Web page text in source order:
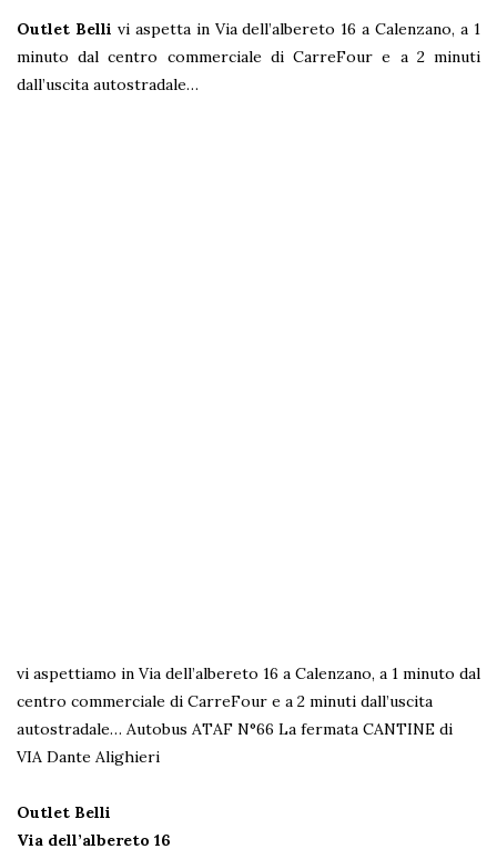
Outlet Belli vi aspetta in Via dell’albereto 16 a Calenzano, a 1
minuto dal centro commerciale di CarreFour e a 2 minuti
dall’uscita autostradale…
vi aspettiamo in Via dell’albereto 16 a Calenzano, a 1 minuto dal
centro commerciale di CarreFour e a 2 minuti dall’uscita
autostradale… Autobus ATAF N°66 La fermata CANTINE di
VIA Dante Alighieri
Outlet Belli
Via dell’albereto 16